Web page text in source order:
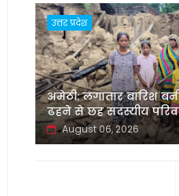
उत्तर प्रदेश
अमेठी: लगातार बारिश
ढहने से छह सदस्यीय
August 06, 2026